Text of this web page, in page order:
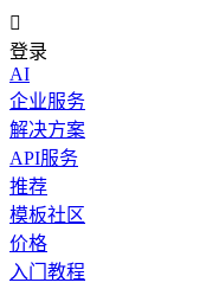

登录
AI
企业服务
解决方案
API服务
推荐
模板社区
价格
入门教程